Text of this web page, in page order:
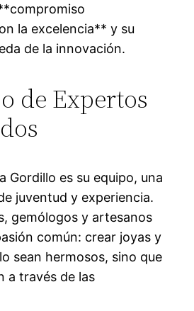
la excelencia** y su
de la innovación.
de Expertos
Gordillo es su equipo, una
juventud y experiencia.
gemólogos y artesanos
común: crear joyas y
sean hermosos, sino que
a través de las